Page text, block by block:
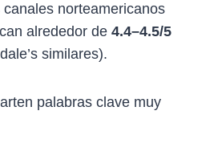
norteamericanos
alrededor de 4.4–4.5/5
similares).
palabras clave muy